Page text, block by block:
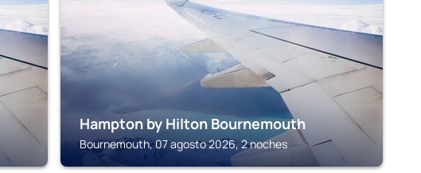
Hampton by Hilton Bournemouth
Bournemouth, 07 agosto 2026, 2 noches